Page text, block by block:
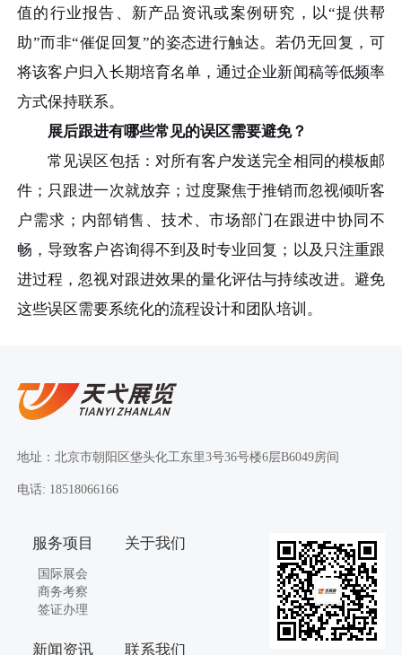
值的行业报告、新产品资讯或案例研究，以“提供帮
助”而非“催促回复”的姿态进行触达。若仍无回复，可
将该客户归入长期培育名单，通过企业新闻稿等低频率
方式保持联系。
展后跟进有哪些常见的误区需要避免？
常见误区包括：对所有客户发送完全相同的模板邮
件；只跟进一次就放弃；过度聚焦于推销而忽视倾听客
户需求；内部销售、技术、市场部门在跟进中协同不
畅，导致客户咨询得不到及时专业回复；以及只注重跟
进过程，忽视对跟进效果的量化评估与持续改进。避免
这些误区需要系统化的流程设计和团队培训。
地址：北京市朝阳区垡头化工东里3号36号楼6层B6049房间
电话: 18518066166
服务项目
国际展会
商务考察
签证办理
关于我们
新闻资讯 联系我们